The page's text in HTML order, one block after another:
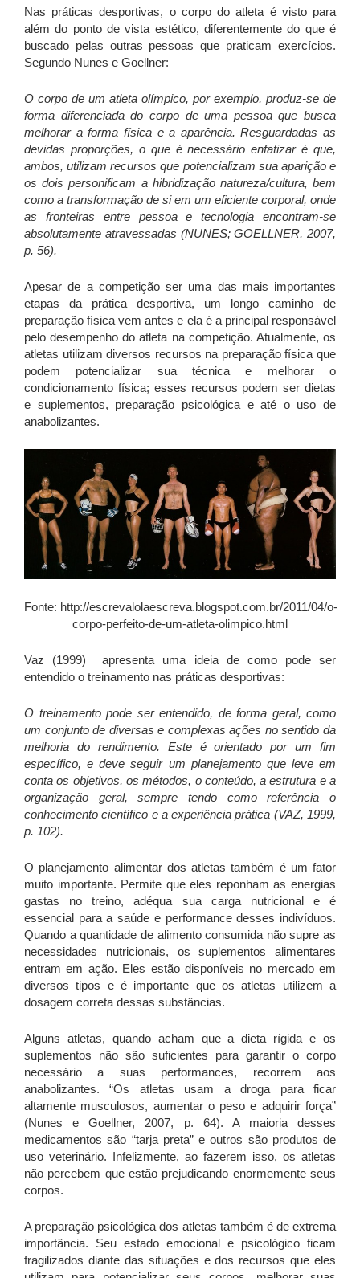
Nas práticas desportivas, o corpo do atleta é visto para
além do ponto de vista estético, diferentemente do que é
buscado pelas outras pessoas que praticam exercícios.
Segundo Nunes e Goellner:
O corpo de um atleta olímpico, por exemplo, produz-se de
forma diferenciada do corpo de uma pessoa que busca
melhorar a forma física e a aparência. Resguardadas as
devidas proporções, o que é necessário enfatizar é que,
ambos, utilizam recursos que potencializam sua aparição e
os dois personificam a hibridização natureza/cultura, bem
como a transformação de si em um eficiente corporal, onde
as fronteiras entre pessoa e tecnologia encontram-se
absolutamente atravessadas (NUNES; GOELLNER, 2007,
p. 56).
Apesar de a competição ser uma das mais importantes
etapas da prática desportiva, um longo caminho de
preparação física vem antes e ela é a principal responsável
pelo desempenho do atleta na competição. Atualmente, os
atletas utilizam diversos recursos na preparação física que
podem potencializar sua técnica e melhorar o
condicionamento física; esses recursos podem ser dietas
e suplementos, preparação psicológica e até o uso de
anabolizantes.
Fonte: http://escrevalolaescreva.blogspot.com.br/2011/04/o-
corpo-perfeito-de-um-atleta-olimpico.html
Vaz (1999) apresenta uma ideia de como pode ser
entendido o treinamento nas práticas desportivas:
O treinamento pode ser entendido, de forma geral, como
um conjunto de diversas e complexas ações no sentido da
melhoria do rendimento. Este é orientado por um fim
específico, e deve seguir um planejamento que leve em
conta os objetivos, os métodos, o conteúdo, a estrutura e a
organização geral, sempre tendo como referência o
conhecimento científico e a experiência prática (VAZ, 1999,
p. 102).
O planejamento alimentar dos atletas também é um fator
muito importante. Permite que eles reponham as energias
gastas no treino, adéqua sua carga nutricional e é
essencial para a saúde e performance desses indivíduos.
Quando a quantidade de alimento consumida não supre as
necessidades nutricionais, os suplementos alimentares
entram em ação. Eles estão disponíveis no mercado em
diversos tipos e é importante que os atletas utilizem a
dosagem correta dessas substâncias.
Alguns atletas, quando acham que a dieta rígida e os
suplementos não são suficientes para garantir o corpo
necessário a suas performances, recorrem aos
anabolizantes. “Os atletas usam a droga para ficar
altamente musculosos, aumentar o peso e adquirir força”
(Nunes e Goellner, 2007, p. 64). A maioria desses
medicamentos são “tarja preta” e outros são produtos de
uso veterinário. Infelizmente, ao fazerem isso, os atletas
não percebem que estão prejudicando enormemente seus
corpos.
A preparação psicológica dos atletas também é de extrema
importância. Seu estado emocional e psicológico ficam
fragilizados diante das situações e dos recursos que eles